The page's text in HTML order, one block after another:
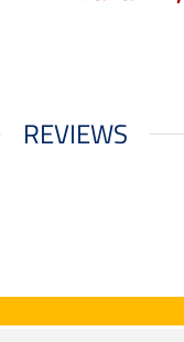
REVIEWS